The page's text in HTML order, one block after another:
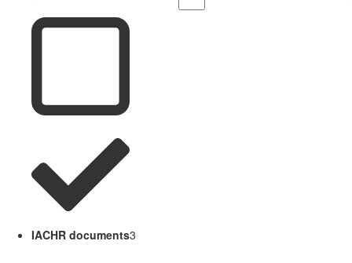
IACHR documents3